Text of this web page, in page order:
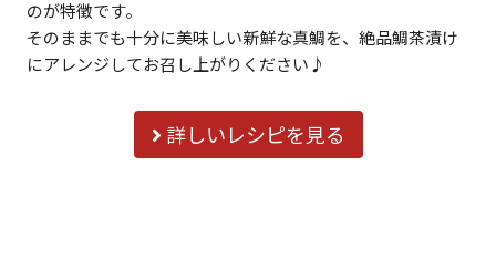
のが特徴です。
そのままでも十分に美味しい新鮮な真鯛を、絶品鯛茶漬け
にアレンジしてお召し上がりください♪
詳しいレシピを見る